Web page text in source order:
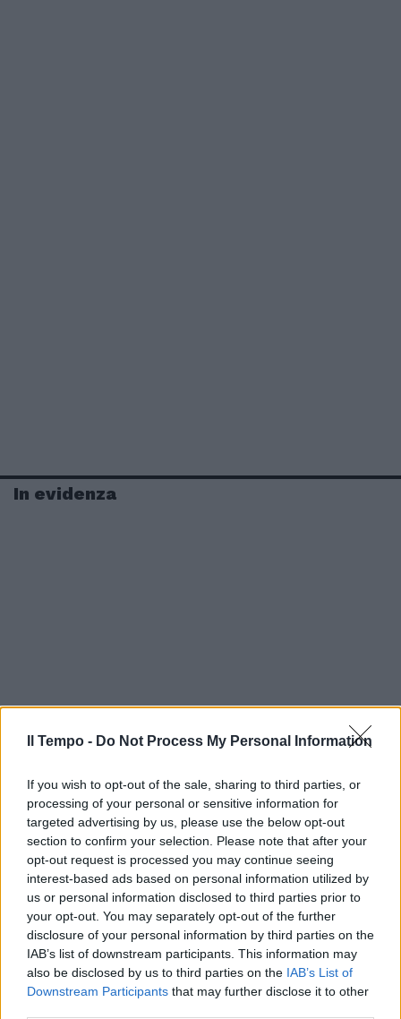
Il Tempo - Do Not Process My Personal Information
If you wish to opt-out of the sale, sharing to third parties, or
processing of your personal or sensitive information for
targeted advertising by us, please use the below opt-out
section to confirm your selection. Please note that after your
opt-out request is processed you may continue seeing
interest-based ads based on personal information utilized by
us or personal information disclosed to third parties prior to
your opt-out. You may separately opt-out of the further
disclosure of your personal information by third parties on the
IAB’s list of downstream participants. This information may
also be disclosed by us to third parties on the IAB’s List of
Downstream Participants that may further disclose it to other
In evidenza